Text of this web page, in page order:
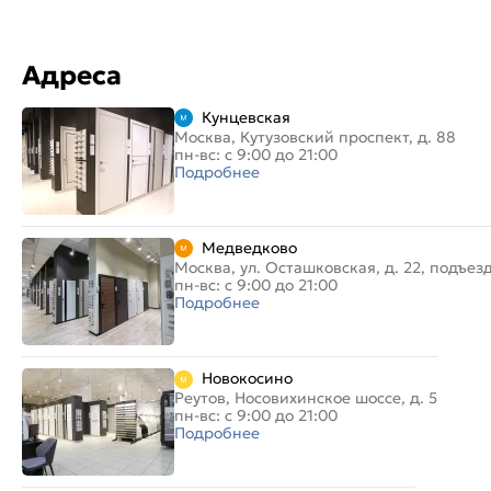
Адреса
Кунцевская
Москва, Кутузовский проспект, д. 88
пн-вс: с 9:00 до 21:00
Подробнее
Медведково
Москва, ул. Осташковская, д. 22,
пн-вс: с 9:00 до 21:00
Подробнее
Новокосино
Реутов, Носовихинское шоссе, д. 5
пн-вс: с 9:00 до 21:00
Подробнее